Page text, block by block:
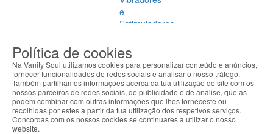
e
Estimuladores
Saúde
Natural
Saúde
Natural
Ver
todos
Política de cookies
Na Vanity Soul utilizamos cookies para personalizar conteúdo e anúncios,
fornecer funcionalidades de redes sociais e analisar o nosso tráfego.
Também partilhamos informações acerca da tua utilização do site com os
nossos parceiros de redes sociais, de publicidade e de análise, que as
podem combinar com outras informações que lhes forneceste ou
recolhidas por estes a partir da tua utilização dos respetivos serviços.
Concordas com os nossos cookies se continuares a utilizar o nosso
website.